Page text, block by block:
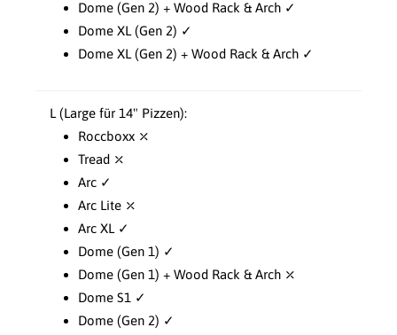
Dome (Gen 2) + Wood Rack & Arch ✓
Dome XL (Gen 2) ✓
Dome XL (Gen 2) + Wood Rack & Arch ✓
L (Large für 14" Pizzen):
Roccboxx ⤫
Tread ⤫
Arc ✓
Arc Lite ⤫
Arc XL ✓
Dome (Gen 1) ✓
Dome (Gen 1) + Wood Rack & Arch ⤫
Dome S1 ✓
Dome (Gen 2) ✓